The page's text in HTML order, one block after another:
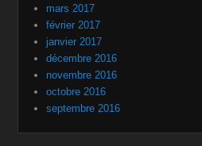
mars 2017
février 2017
janvier 2017
décembre 2016
novembre 2016
octobre 2016
septembre 2016